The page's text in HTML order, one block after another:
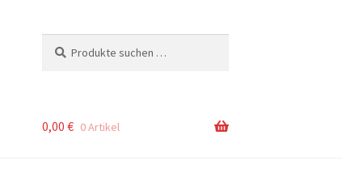
nach:
0,00 € 0 Artikel